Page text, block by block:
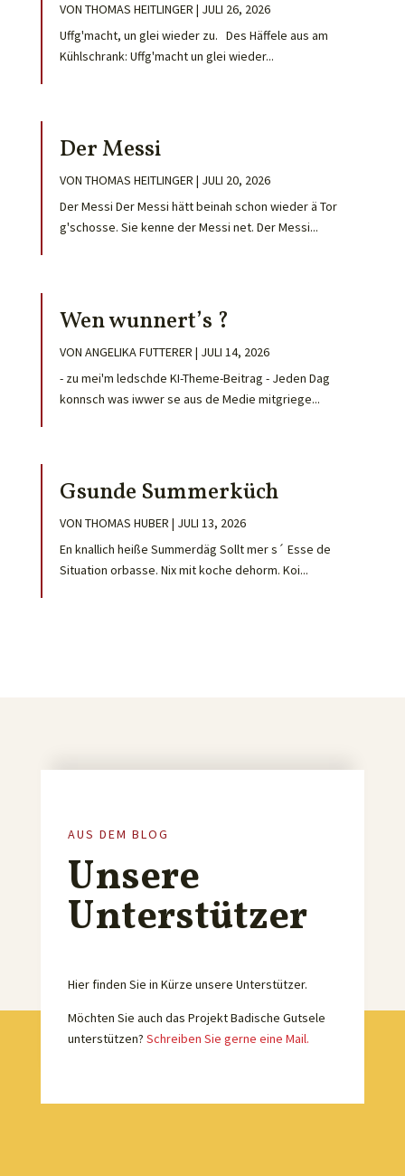
VON THOMAS HEITLINGER | JULI 26, 2026
Uffg'macht, un glei wieder zu. Des Häffele aus am
Kühlschrank: Uffg'macht un glei wieder...
Der Messi
VON THOMAS HEITLINGER | JULI 20, 2026
Der Messi Der Messi hätt beinah schon wieder ä Tor
g'schosse. Sie kenne der Messi net. Der Messi...
Wen wunnert’s ?
VON ANGELIKA FUTTERER | JULI 14, 2026
- zu mei'm ledschde KI-Theme-Beitrag - Jeden Dag
konnsch was iwwer se aus de Medie mitgriege...
Gsunde Summerküch
VON THOMAS HUBER | JULI 13, 2026
En knallich heiße Summerdäg Sollt mer s´ Esse de
Situation orbasse. Nix mit koche dehorm. Koi...
AUS DEM BLOG
Unsere
Unterstützer
Hier finden Sie in Kürze unsere Unterstützer.
Möchten Sie auch das Projekt Badische Gutsele
unterstützen? Schreiben Sie gerne eine Mail.